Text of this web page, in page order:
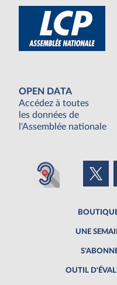
OPEN DATA
Accédez à toutes
les données de
l'Assemblée nationale
UNE
OUTIL